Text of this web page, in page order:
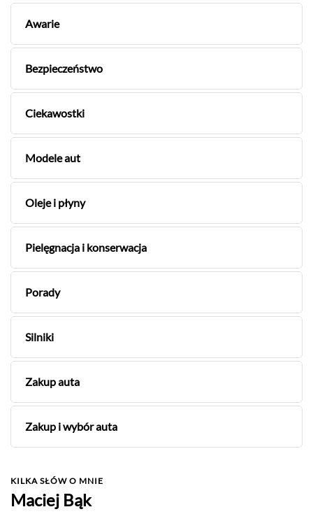
Awarie
Bezpieczeństwo
Ciekawostki
Modele aut
Oleje i płyny
Pielęgnacja i konserwacja
Porady
Silniki
Zakup auta
Zakup i wybór auta
KILKA SŁÓW O MNIE
Maciej Bąk